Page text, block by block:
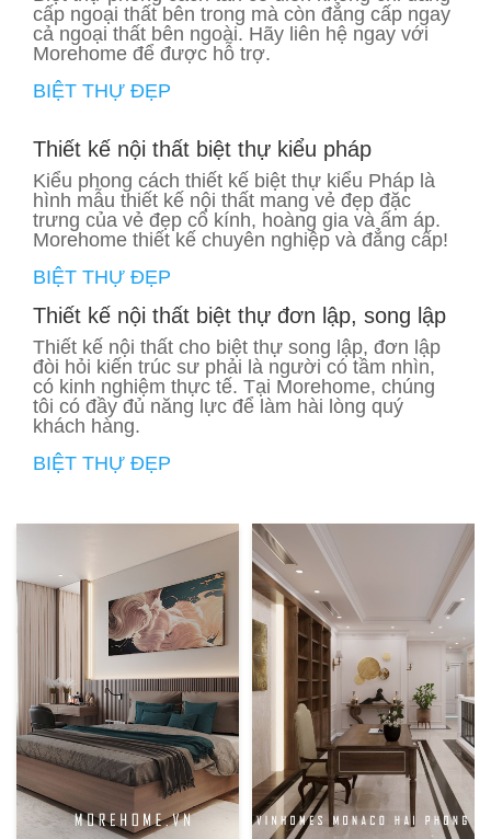
cấp ngoại thất bên trong mà còn đẳng cấp ngay
cả ngoại thất bên ngoài. Hãy liên hệ ngay với
Morehome để được hỗ trợ.
BIỆT THỰ ĐẸP
Thiết kế nội thất biệt thự kiểu pháp
Kiểu phong cách thiết kế biệt thự kiểu Pháp là
hình mẫu thiết kế nội thất mang vẻ đẹp đặc
trưng của vẻ đẹp cổ kính, hoàng gia và ấm áp.
Morehome thiết kế chuyên nghiệp và đẳng cấp!
BIỆT THỰ ĐẸP
Thiết kế nội thất biệt thự đơn lập, song lập
Thiết kế nội thất cho biệt thự song lập, đơn lập
đòi hỏi kiến trúc sư phải là người có tầm nhìn,
có kinh nghiệm thực tế. Tại Morehome, chúng
tôi có đầy đủ năng lực để làm hài lòng quý
khách hàng.
BIỆT THỰ ĐẸP